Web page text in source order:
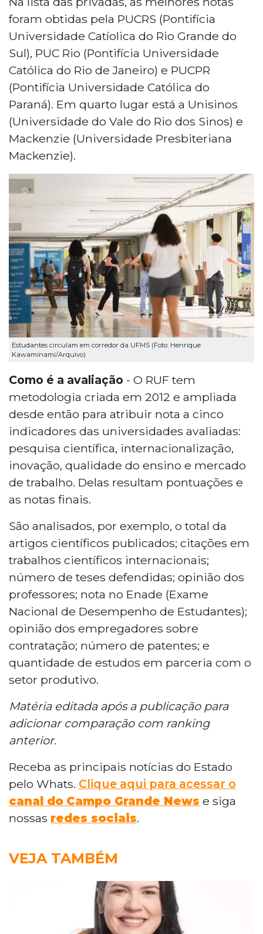
foram obtidas pela PUCRS (Pontifícia
Universidade Catíolica do Rio Grande do
Sul), PUC Rio (Pontifícia Universidade
Católica do Rio de Janeiro) e PUCPR
(Pontifícia Universidade Católica do
Paraná). Em quarto lugar está a Unisinos
(Universidade do Vale do Rio dos Sinos) e
Mackenzie (Universidade Presbiteriana
Mackenzie).
Estudantes circulam em corredor da UFMS (Foto: Henrique
Kawaminami/Arquivo)
Como é a avaliação - O RUF tem
metodologia criada em 2012 e ampliada
desde então para atribuir nota a cinco
indicadores das universidades avaliadas:
pesquisa científica, internacionalização,
inovação, qualidade do ensino e mercado
de trabalho. Delas resultam pontuações e
as notas finais.
São analisados, por exemplo, o total da
artigos científicos publicados; citações em
trabalhos científicos internacionais;
número de teses defendidas; opinião dos
professores; nota no Enade (Exame
Nacional de Desempenho de Estudantes);
opinião dos empregadores sobre
contratação; número de patentes; e
quantidade de estudos em parceria com o
setor produtivo.
Matéria editada após a publicação para
adicionar comparação com ranking
anterior.
Receba as principais notícias do Estado
pelo Whats. Clique aqui para acessar o
canal do Campo Grande News e siga
nossas redes sociais.
VEJA TAMBÉM